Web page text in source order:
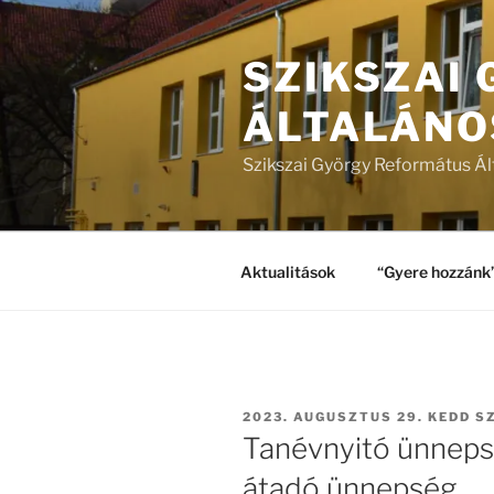
Tartalomhoz
SZIKSZAI
Szikszai György Református
Aktualitások “Gyere
BEKÜLDVE:
2023. AUGUSZTUS 29. KEDD
Tanévnyitó